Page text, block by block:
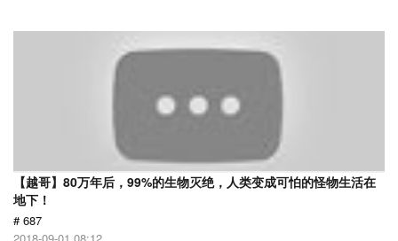
【越哥】80万年后，99%的生物灭绝，人类变成可怕的怪物生活在
地下！
# 687